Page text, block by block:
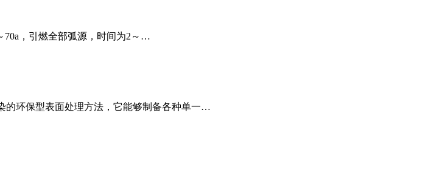
70a，引燃全部弧源，时间为2～…
的环保型表面处理方法，它能够制备各种单一…